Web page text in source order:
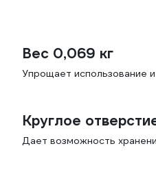
Вес 0,069 кг
Упрощает использование
Круглое
Дает возможность